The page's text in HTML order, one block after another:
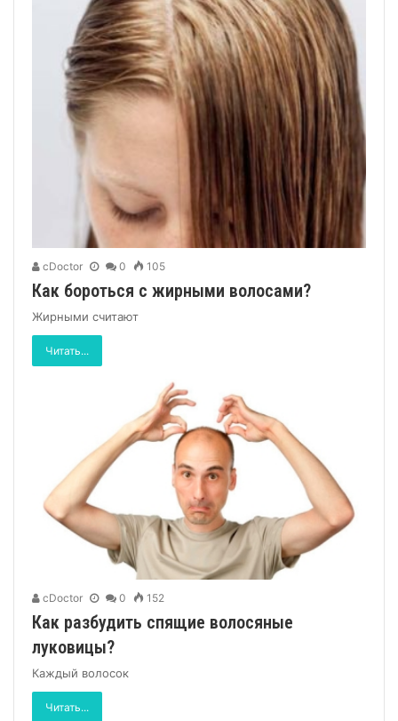
cDoctor 0 105
Как бороться с жирными волосами?
Жирными считают
Читать...
cDoctor 0 152
Как разбудить спящие волосяные
луковицы?
Каждый волосок
Читать...